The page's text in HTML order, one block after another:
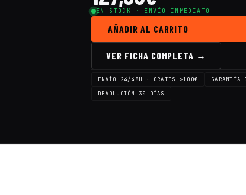
EN STOCK · ENVÍO INMEDIATO
AÑADIR AL CARRITO
VER FICHA COMPLETA →
ENVÍO 24/48H · GRATIS >100€ GARANTÍA
DEVOLUCIÓN 30 DÍAS